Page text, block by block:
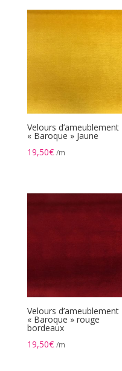
Velours d’ameublement
« Baroque » Jaune
19,50€ /m
Velours d’ameublement
« Baroque » rouge
bordeaux
19,50€ /m